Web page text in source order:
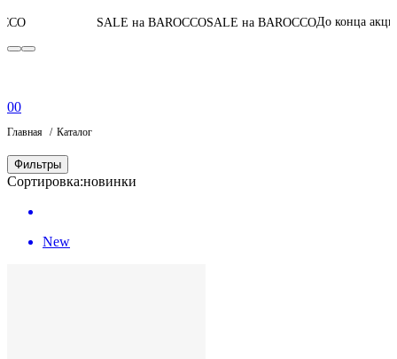
SALE на BAROCCOSALE на BAROCCOДо конца акции05:19:14:44
00
Главная Каталог
Фильтры
Сортировка:новинки
New